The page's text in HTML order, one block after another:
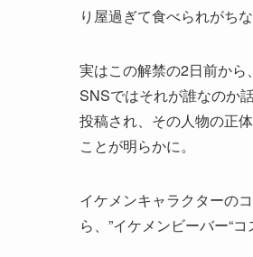
り屋過ぎて食べられがち
実はこの解禁の2日前から
SNSではそれが誰なのか
投稿され、その人物の正
ことが明らかに。
イケメンキャラクターの
ら、”イケメンビーバー“